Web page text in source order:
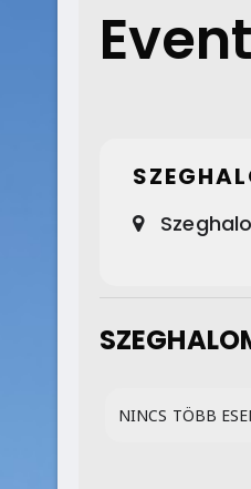
NINCS TÖBB